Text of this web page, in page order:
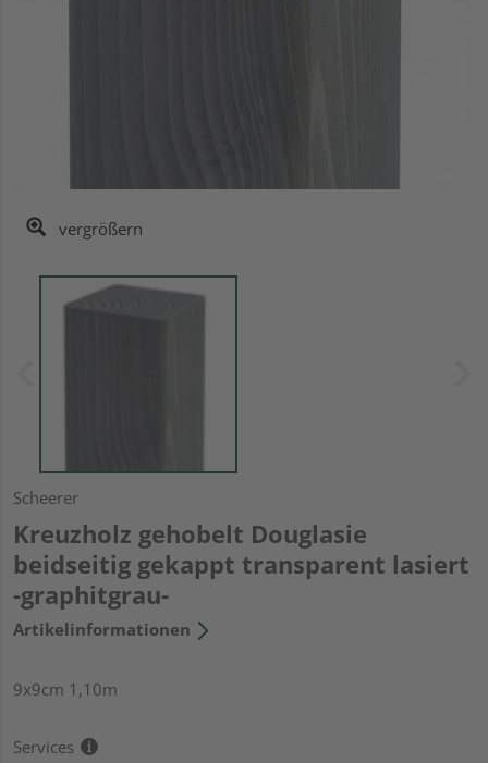
vergrößern
Scheerer
Kreuzholz gehobelt Douglasie
beidseitig gekappt transparent lasiert
-graphitgrau-
Artikelinformationen
9x9cm 1,10m
Services